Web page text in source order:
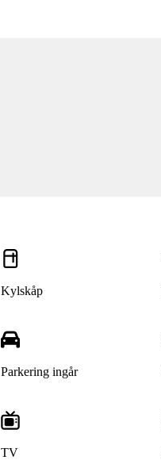
Kylskåp
Parkering ingår
TV